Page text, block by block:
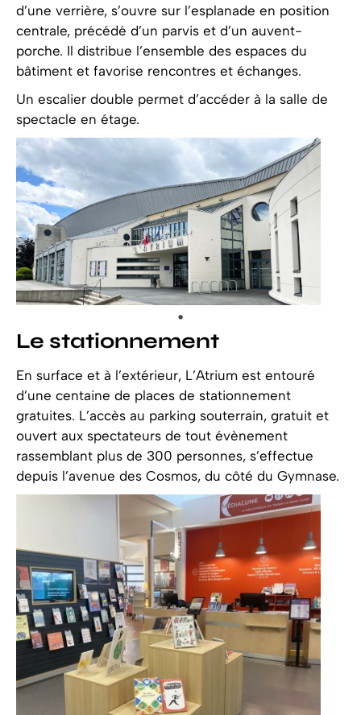
d’une verrière, s’ouvre sur l’esplanade en position
centrale, précédé d’un parvis et d’un auvent-
porche. Il distribue l’ensemble des espaces du
bâtiment et favorise rencontres et échanges.
Un escalier double permet d’accéder à la salle de
spectacle en étage.
Le stationnement
En surface et à l’extérieur, L’Atrium est entouré
d’une centaine de places de stationnement
gratuites. L’accès au parking souterrain, gratuit et
ouvert aux spectateurs de tout évènement
rassemblant plus de 300 personnes, s’effectue
depuis l’avenue des Cosmos, du côté du Gymnase.